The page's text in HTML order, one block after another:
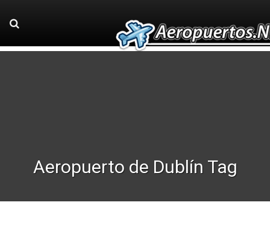
Aeropuerto de Dublín Tag